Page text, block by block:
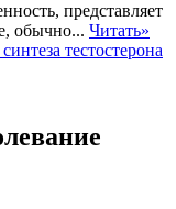
представляет
обычно... Читать»
тестостерона